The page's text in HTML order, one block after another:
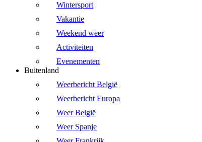
Wintersport
Vakantie
Weekend weer
Activiteiten
Evenementen
Buitenland
Weerbericht België
Weerbericht Europa
Weer België
Weer Spanje